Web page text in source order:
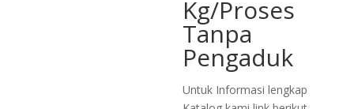
Kg/Proses
Tanpa
Pengaduk
Untuk Informasi lengkap